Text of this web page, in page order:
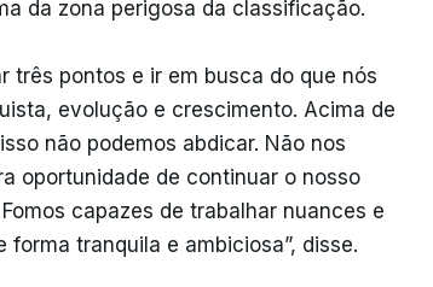
da zona perigosa da classificação.
três pontos e ir em busca do que nós
evolução e crescimento. Acima de
não podemos abdicar. Não nos
oportunidade de continuar o nosso
capazes de trabalhar nuances e
tranquila e ambiciosa”, disse.